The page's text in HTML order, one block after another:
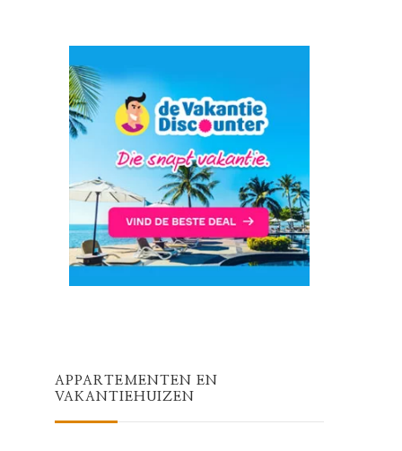
APPARTEMENTEN EN
VAKANTIEHUIZEN